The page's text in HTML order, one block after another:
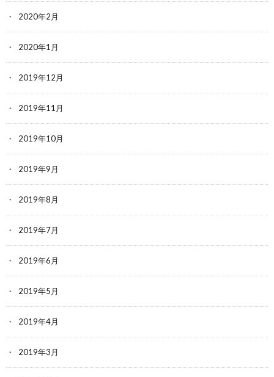
2020年2月
2020年1月
2019年12月
2019年11月
2019年10月
2019年9月
2019年8月
2019年7月
2019年6月
2019年5月
2019年4月
2019年3月